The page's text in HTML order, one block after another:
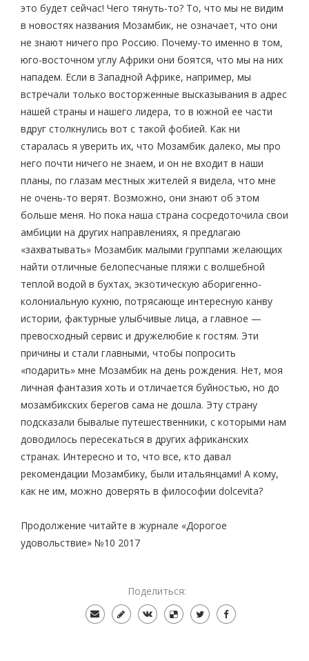
это будет сейчас! Чего тянуть-то? То, что мы не видим
в новостях названия Мозамбик, не означает, что они
не знают ничего про Россию. Почему-то именно в том,
юго-восточном углу Африки они боятся, что мы на них
нападем. Если в Западной Африке, например, мы
встречали только восторженные высказывания в адрес
нашей страны и нашего лидера, то в южной ее части
вдруг столкнулись вот с такой фобией. Как ни
старалась я уверить их, что Мозамбик далеко, мы про
него почти ничего не знаем, и он не входит в наши
планы, по глазам местных жителей я видела, что мне
не очень-то верят. Возможно, они знают об этом
больше меня. Но пока наша страна сосредоточила свои
амбиции на других направлениях, я предлагаю
«захватывать» Мозамбик малыми группами желающих
найти отличные белопесчаные пляжи с волшебной
теплой водой в бухтах, экзотическую аборигенно-
колониальную кухню, потрясающе интересную канву
истории, фактурные улыбчивые лица, а главное —
превосходный сервис и дружелюбие к гостям. Эти
причины и стали главными, чтобы попросить
«подарить» мне Мозамбик на день рождения. Нет, моя
личная фантазия хоть и отличается буйностью, но до
мозамбикских берегов сама не дошла. Эту страну
подсказали бывалые путешественники, с которыми нам
доводилось пересекаться в других африканских
странах. Интересно и то, что все, кто давал
рекомендации Мозамбику, были итальянцами! А кому,
как не им, можно доверять в философии dolcevita?
Продолжение читайте в журнале «Дорогое
удовольствие» №10 2017
Поделиться: